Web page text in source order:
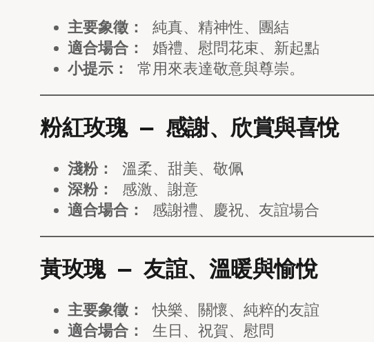
主要象徵：
純真、精神性、團結
適合場合：
婚禮、慰問花束、新起點
小提示：
常用來表達敬意與尊崇。
粉紅玫瑰 — 感謝、欣賞與喜悅
淺粉：
溫柔、甜美、敬佩
深粉：
感激、謝意
適合場合：
感謝禮、慶祝、友誼場合
黃玫瑰 — 友誼、溫暖與愉悅
主要象徵：
快樂、關懷、純粹的友誼
適合場合：
生日、祝賀、慰問